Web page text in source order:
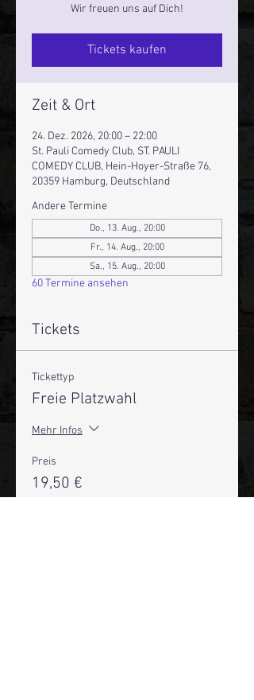
Wir freuen uns auf Dich!
Tickets kaufen
Zeit & Ort
24. Dez. 2026, 20:00 – 22:00
St. Pauli Comedy Club, ST. PAULI
COMEDY CLUB, Hein-Hoyer-Straße 76,
20359 Hamburg, Deutschland
Andere Termine
Do., 13. Aug., 20:00
Fr., 14. Aug., 20:00
Sa., 15. Aug., 20:00
60 Termine ansehen
Tickets
Tickettyp
Freie Platzwahl
Mehr Infos
Preis
19,50 €